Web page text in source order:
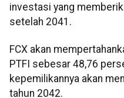
investasi yang
setelah 2041.
FCX akan
PTFI sebesar 48,76
kepemilikannya akan
tahun 2042.